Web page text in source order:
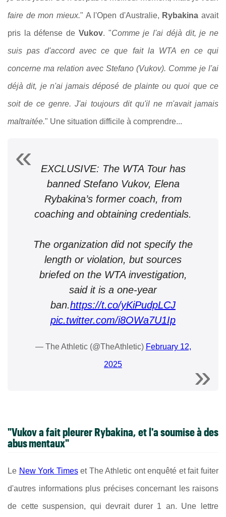
faire de mon mieux." A l'Open d'Australie, Rybakina avait
pris la défense de Vukov. "Comme je l'ai déjà dit, je ne
suis pas d'accord avec ce que fait la WTA en ce qui
concerne ma relation avec Stefano (Vukov). Comme je l'ai
déjà dit, je n'ai jamais déposé de plainte ou quoi que ce
soit de ce genre. J'ai toujours dit qu'il ne m'avait jamais
maltraitée." Une situation difficile à comprendre...
EXCLUSIVE: The WTA Tour has
banned Stefano Vukov, Elena
Rybakina’s former coach, from
coaching and obtaining credentials.
The organization did not specify the
length or violation, but sources
briefed on the WTA investigation,
said it is a one-year
ban.https://t.co/yKiPudpLCJ
pic.twitter.com/i8OWa7U1Ip
— The Athletic (@TheAthletic) February 12,
2025
"Vukov a fait pleurer Rybakina, et l'a soumise à des
abus mentaux"
Le New York Timeset The Athletic ont enquêté et fait fuiter
d'autres informations plus précises concernant les raisons
de cette suspension, qui devrait durer 1 an. Une lettre